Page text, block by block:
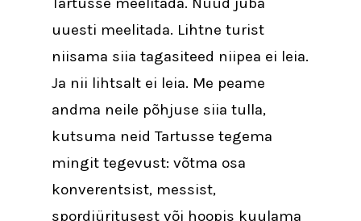
uuesti meelitada. Lihtne turist
niisama siia tagasiteed niipea ei leia.
Ja nii lihtsalt ei leia. Me peame
andma neile põhjuse siia tulla,
kutsuma neid Tartusse tegema
mingit tegevust: võtma osa
konverentsist, messist,
spordiüritusest või hoopis kuulama